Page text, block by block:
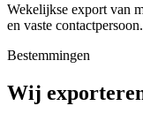
Wekelijkse export van
en vaste contactpersoon.
Bestemmingen
Wij